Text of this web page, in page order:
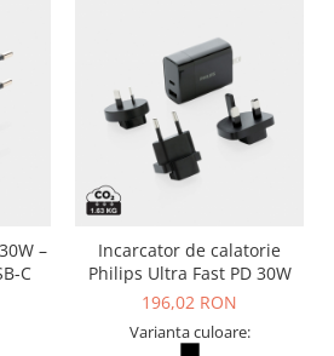
–
C
Incarcator de calatorie
Philips Ultra Fast PD 30W
196,02 RON
Varianta culoare: